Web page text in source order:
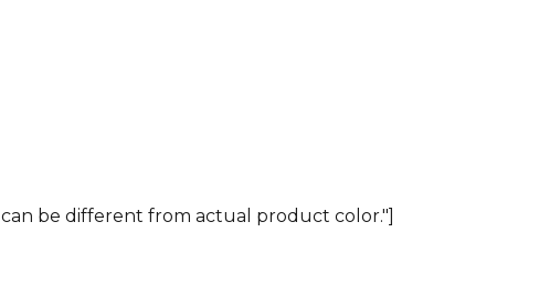
be different from actual product color."]